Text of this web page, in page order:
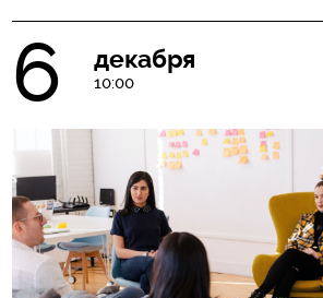
6 декабря
10:00